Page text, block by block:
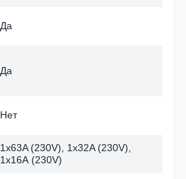
Да
Да
Нет
1х63A (230V), 1х32A (230V),
1x16А (230V)